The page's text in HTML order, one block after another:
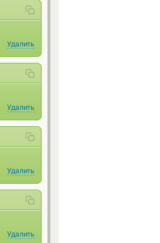
Удалить
Удалить
Удалить
Удалить